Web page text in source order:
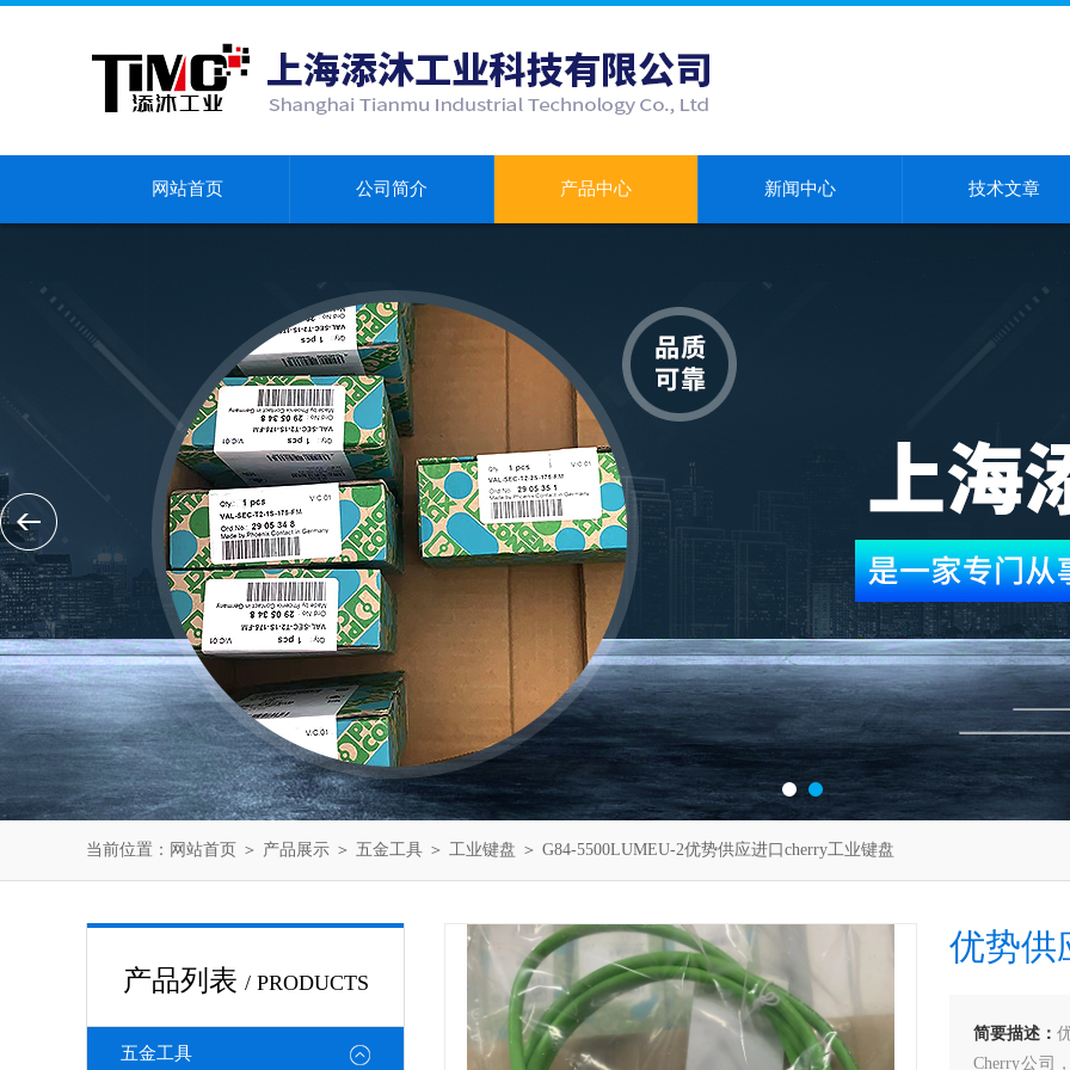
网站首页 公司简介 产品中心 新闻中心 技术文章
当前位置： 网站首页 ＞ 产品展示 ＞ 五金工具 ＞ 工业键盘 ＞ G84-5500LUMEU-2优势供应进口cherry工业键盘
产品列表 / PRODUCTS
五金工具
优势供
简要描述：
Cherry公司